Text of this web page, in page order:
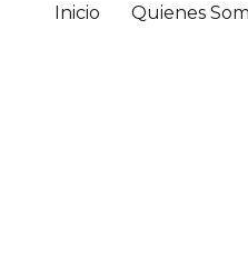
Inicio Quienes